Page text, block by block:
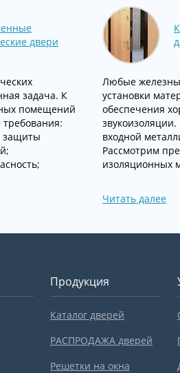
двери
задача. К
помещений
защиты
Любые
установки
обеспечения
входной
Рассмотрим
изоляционных
Читать далее
Продукция
Каталог дверей
РАСПРОДАЖА дверей
Решетки на окна